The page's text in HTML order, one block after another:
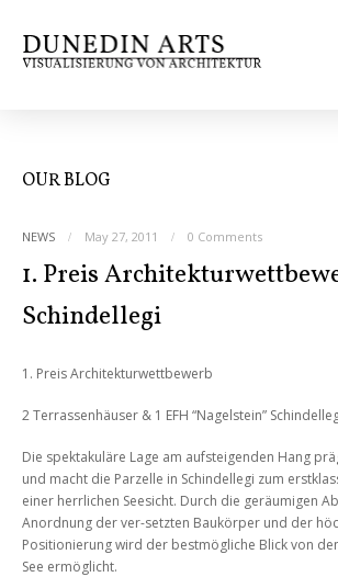
OUR BLOG
NEWS May 27, 2011 0 Comments
1. Preis
Schindellegi
1. Preis Architekturwettbewerb
2 Terrassenhäuser & 1 EFH “Nagelstein”
Die spektakuläre Lage am aufsteigenden Hang
und macht die Parzelle in Schindellegi zum
einer herrlichen Seesicht. Durch die geräumigen
Anordnung der ver-setzten Baukörper und der
Positionierung wird der bestmögliche Blick von
See ermöglicht.